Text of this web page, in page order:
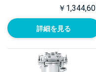
￥
詳細を見る